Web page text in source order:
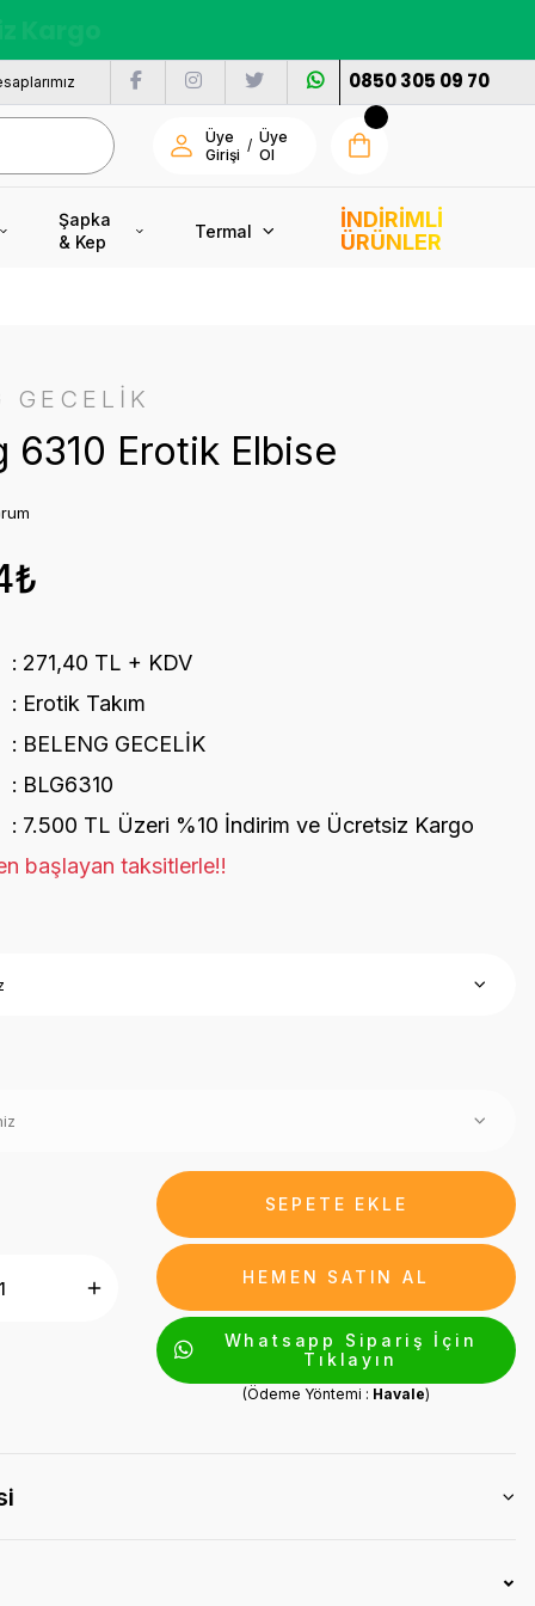
0850 305 09 70
Üye
Girişi
/ Üye
Ol
Şapka
& Kep
Termal
İNDİRİMLİ
ÜRÜNLER
GECELİK
6310 Erotik Elbise
271,40 TL + KDV
Erotik Takım
BELENG GECELİK
BLG6310
7.500 TL Üzeri %10 İndirim ve Ücretsiz Kargo
başlayan taksitlerle!!
SEPETE EKLE
HEMEN SATIN AL
Whatsapp Sipariş İçin
Tıklayın
(Ödeme Yöntemi : Havale)